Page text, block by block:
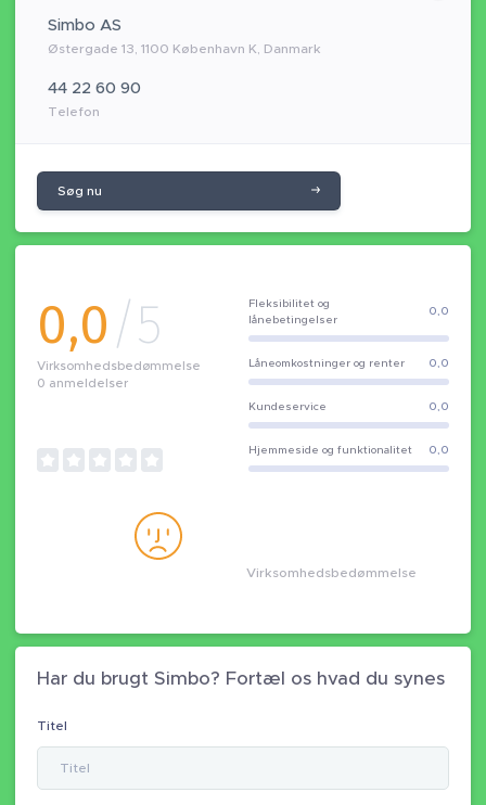
Simbo AS
Østergade 13, 1100 København K, Danmark
44 22 60 90
Telefon
Søg nu
0,0/5
Virksomhedsbedømmelse
0 anmeldelser
Fleksibilitet og
lånebetingelser
0,0
Låneomkostninger og renter 0,0
Kundeservice 0,0
Hjemmeside og funktionalitet 0,0
Virksomhedsbedømmelse
Har du brugt Simbo? Fortæl os hvad du synes
Titel